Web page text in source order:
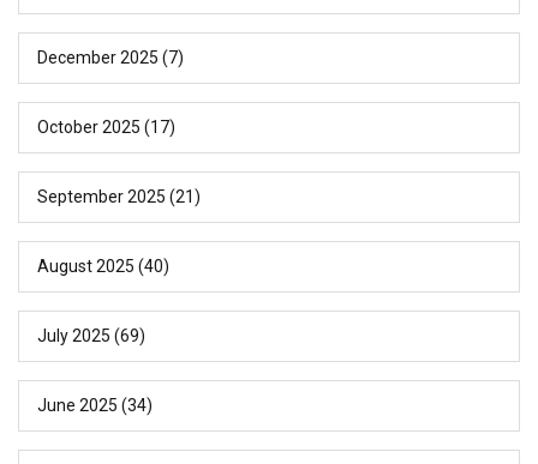
December 2025 (7)
October 2025 (17)
September 2025 (21)
August 2025 (40)
July 2025 (69)
June 2025 (34)